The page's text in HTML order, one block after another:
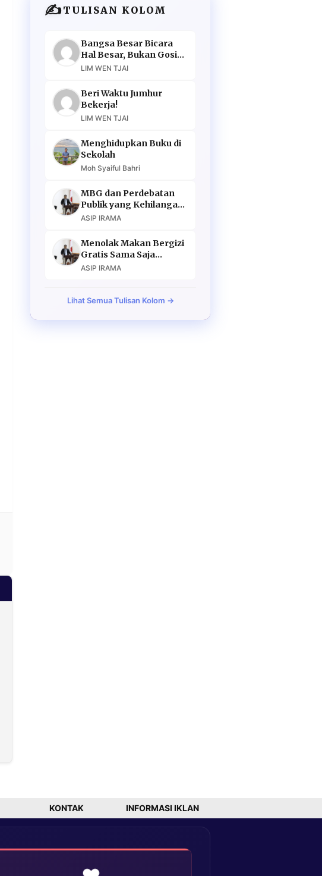
✍️TULISAN KOLOM
Bangsa Besar Bicara
Hal Besar, Bukan Gosip
Murahan
LIM WEN TJAI
Beri Waktu Jumhur
Bekerja!
LIM WEN TJAI
Menghidupkan Buku di
Sekolah
Moh Syaiful Bahri
MBG dan Perdebatan
Publik yang Kehilangan
Argumen
ASIP IRAMA
Menolak Makan Bergizi
Gratis Sama Saja
Menolak Masa Depan
ASIP IRAMA
Lihat Semua Tulisan Kolom →
KONTAK INFORMASI IKLAN